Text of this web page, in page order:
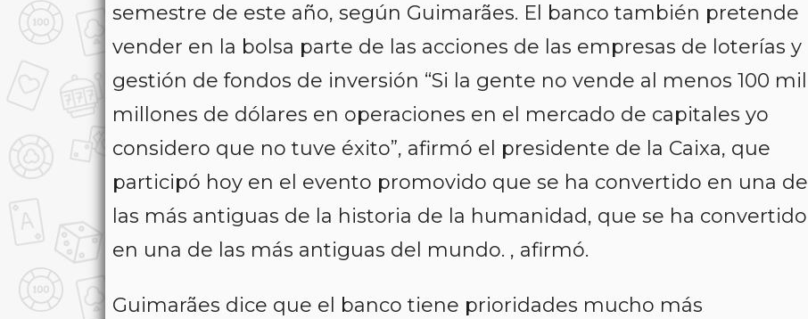
semestre de este año, según Guimarães. El banco también pretende
vender en la bolsa parte de las acciones de las empresas de loterías y
gestión de fondos de inversión “Si la gente no vende al menos 100 mil
millones de dólares en operaciones en el mercado de capitales yo
considero que no tuve éxito”, afirmó el presidente de la Caixa, que
participó hoy en el evento promovido que se ha convertido en una de
las más antiguas de la historia de la humanidad, que se ha convertido
en una de las más antiguas del mundo. , afirmó.
Guimarães dice que el banco tiene prioridades mucho más